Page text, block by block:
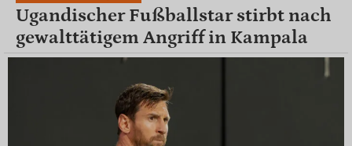
Ugandischer Fußballstar stirbt nach
gewalttätigem Angriff in Kampala